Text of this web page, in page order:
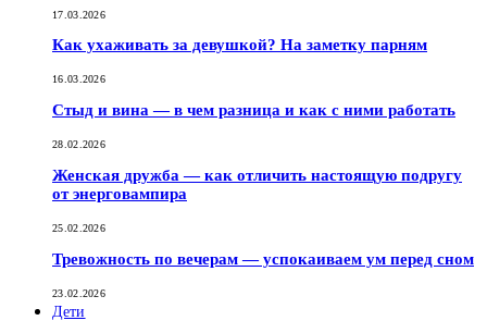
17.03.2026
Как ухаживать за девушкой? На заметку парням
16.03.2026
Стыд и вина — в чем разница и как с ними работать
28.02.2026
Женская дружба — как отличить настоящую подругу
от энерговампира
25.02.2026
Тревожность по вечерам — успокаиваем ум перед сном
23.02.2026
Дети